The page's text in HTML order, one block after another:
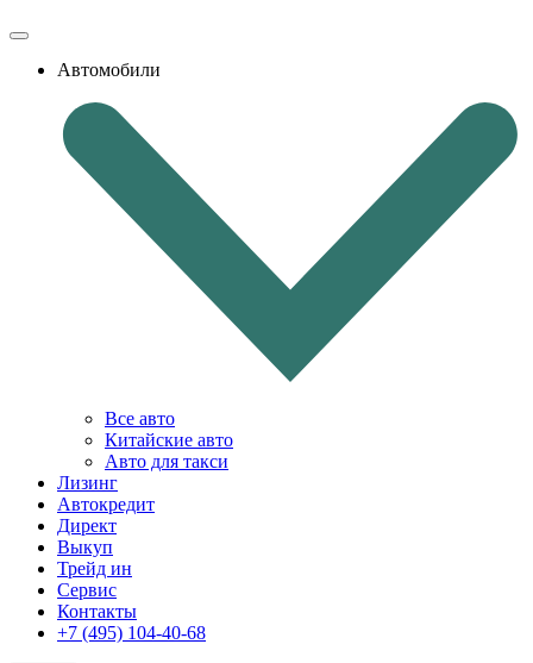
Автомобили
Все авто
Китайские авто
Авто для такси
Лизинг
Автокредит
Директ
Выкуп
Трейд ин
Сервис
Контакты
+7 (495) 104-40-68